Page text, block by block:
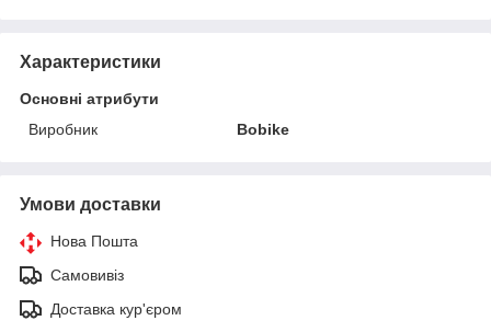
Характеристики
Основні атрибути
Виробник
Bobike
Умови доставки
Нова Пошта
Самовивіз
Доставка кур'єром